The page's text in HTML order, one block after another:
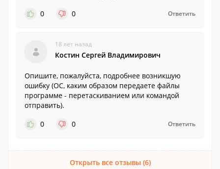
0
0 Ответить
18 лет назад
Костин Сергей Владимирович
Опишите, пожалуйста, подробнее возникшую
ошибку (ОС, каким образом передаете файлы
программе - перетаскиванием или командой
отправить).
0
0 Ответить
Открыть все отзывы (6)